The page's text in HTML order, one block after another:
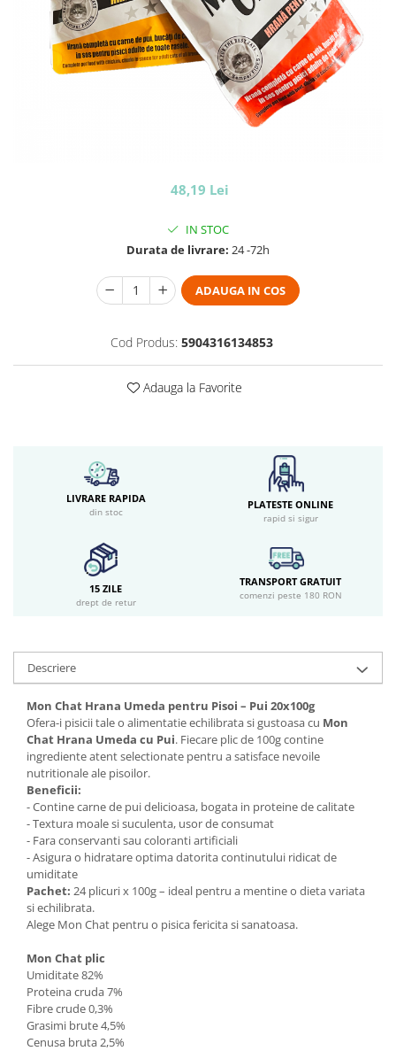
48,19 Lei
IN STOC
Durata de livrare: 24 -72h
ADAUGA IN COS
Cod Produs: 5904316134853
Adauga la Favorite
LIVRARE RAPIDA
din stoc
PLATESTE ONLINE
rapid si sigur
15 ZILE
drept de retur
TRANSPORT GRATUIT
comenzi peste 180 RON
Descriere
Mon Chat Hrana Umeda pentru Pisoi – Pui 20x100g
Ofera-i pisicii tale o alimentatie echilibrata si gustoasa cu Mon
Chat Hrana Umeda cu Pui. Fiecare plic de 100g contine
ingrediente atent selectionate pentru a satisface nevoile
nutritionale ale pisoilor.
Beneficii:
- Contine carne de pui delicioasa, bogata in proteine de calitate
- Textura moale si suculenta, usor de consumat
- Fara conservanti sau coloranti artificiali
- Asigura o hidratare optima datorita continutului ridicat de
umiditate
Pachet: 24 plicuri x 100g – ideal pentru a mentine o dieta variata
si echilibrata.
Alege Mon Chat pentru o pisica fericita si sanatoasa.
Mon Chat plic
Umiditate 82%
Proteina cruda 7%
Fibre crude 0,3%
Grasimi brute 4,5%
Cenusa bruta 2,5%